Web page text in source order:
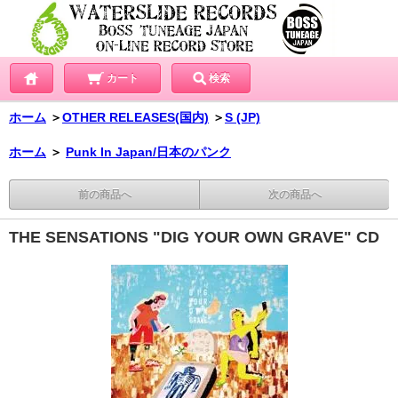
カート 検索
ホーム ＞OTHER RELEASES(国内) ＞S (JP)
ホーム ＞ Punk In Japan/日本のパンク
前の商品へ 次の商品へ
THE SENSATIONS "DIG YOUR OWN GRAVE" CD